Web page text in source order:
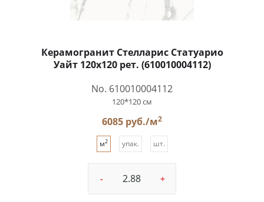
Керамогранит Стелларис Статуарио
Уайт 120x120 рет. (610010004112)
No. 610010004112
120*120 см
6085 руб./м2
м2 упак. шт.
- +